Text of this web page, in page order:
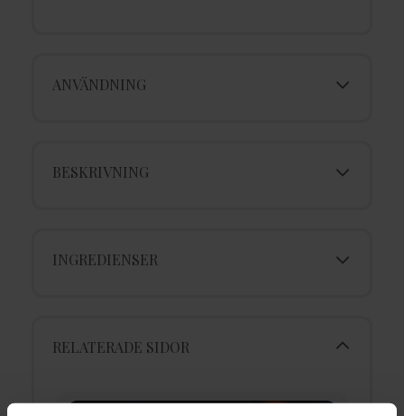
ANVÄNDNING
BESKRIVNING
INGREDIENSER
RELATERADE SIDOR